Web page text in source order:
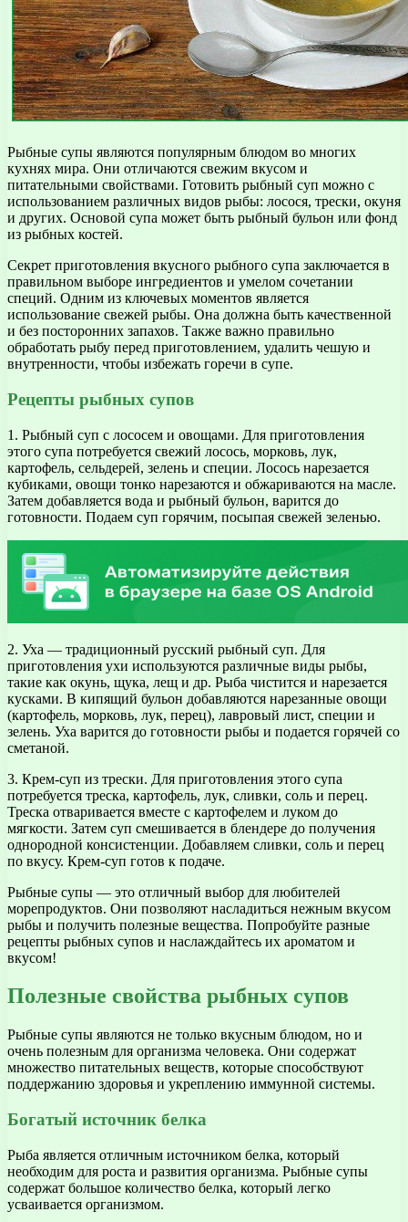
Рыбные супы являются популярным блюдом во многих
кухнях мира. Они отличаются свежим вкусом и
питательными свойствами. Готовить рыбный суп можно с
использованием различных видов рыбы: лосося, трески, окуня
и других. Основой супа может быть рыбный бульон или фонд
из рыбных костей.
Секрет приготовления вкусного рыбного супа заключается в
правильном выборе ингредиентов и умелом сочетании
специй. Одним из ключевых моментов является
использование свежей рыбы. Она должна быть качественной
и без посторонних запахов. Также важно правильно
обработать рыбу перед приготовлением, удалить чешую и
внутренности, чтобы избежать горечи в супе.
Рецепты рыбных супов
1. Рыбный суп с лососем и овощами. Для приготовления
этого супа потребуется свежий лосось, морковь, лук,
картофель, сельдерей, зелень и специи. Лосось нарезается
кубиками, овощи тонко нарезаются и обжариваются на масле.
Затем добавляется вода и рыбный бульон, варится до
готовности. Подаем суп горячим, посыпая свежей зеленью.
2. Уха — традиционный русский рыбный суп. Для
приготовления ухи используются различные виды рыбы,
такие как окунь, щука, лещ и др. Рыба чистится и нарезается
кусками. В кипящий бульон добавляются нарезанные овощи
(картофель, морковь, лук, перец), лавровый лист, специи и
зелень. Уха варится до готовности рыбы и подается горячей со
сметаной.
3. Крем-суп из трески. Для приготовления этого супа
потребуется треска, картофель, лук, сливки, соль и перец.
Треска отваривается вместе с картофелем и луком до
мягкости. Затем суп смешивается в блендере до получения
однородной консистенции. Добавляем сливки, соль и перец
по вкусу. Крем-суп готов к подаче.
Рыбные супы — это отличный выбор для любителей
морепродуктов. Они позволяют насладиться нежным вкусом
рыбы и получить полезные вещества. Попробуйте разные
рецепты рыбных супов и наслаждайтесь их ароматом и
вкусом!
Полезные свойства рыбных супов
Рыбные супы являются не только вкусным блюдом, но и
очень полезным для организма человека. Они содержат
множество питательных веществ, которые способствуют
поддержанию здоровья и укреплению иммунной системы.
Богатый источник белка
Рыба является отличным источником белка, который
необходим для роста и развития организма. Рыбные супы
содержат большое количество белка, который легко
усваивается организмом.